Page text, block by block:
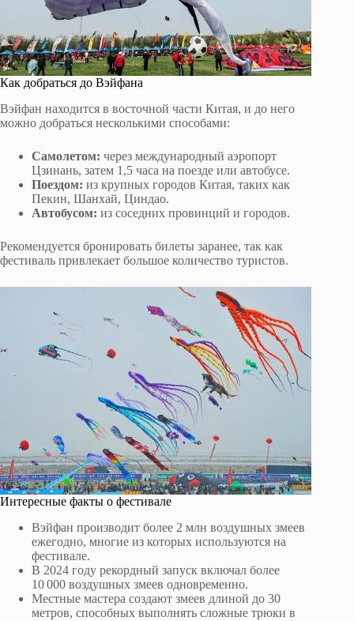
Как добраться до Вэйфана
Вэйфан находится в восточной части Китая, и до него
можно добраться несколькими способами:
Самолетом: через международный аэропорт
Цзинань, затем 1,5 часа на поезде или автобусе.
Поездом: из крупных городов Китая, таких как
Пекин, Шанхай, Циндао.
Автобусом: из соседних провинций и городов.
Рекомендуется бронировать билеты заранее, так как
фестиваль привлекает большое количество туристов.
Интересные факты о фестивале
Вэйфан производит более 2 млн воздушных змеев
ежегодно, многие из которых используются на
фестивале.
В 2024 году рекордный запуск включал более
10 000 воздушных змеев одновременно.
Местные мастера создают змеев длиной до 30
метров, способных выполнять сложные трюки в